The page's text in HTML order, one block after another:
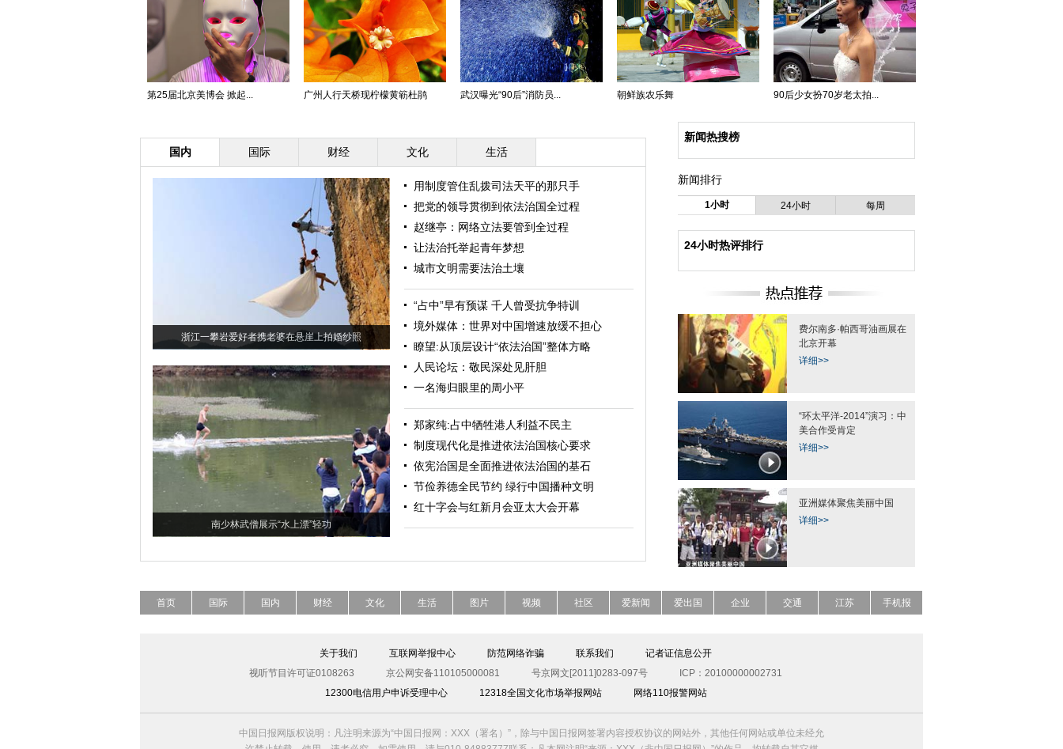
第25届北京美博会 掀起... 广州人行天桥现柠檬黄簕杜鹃 武汉曝光“90后”消防员... 朝鲜族农乐舞 90后少女扮70岁老太拍...
国内 国际 财经 文化 生活
浙江一攀岩爱好者携老婆在悬崖上拍婚纱照
南少林武僧展示“水上漂”轻功
用制度管住乱拨司法天平的那只手
把党的领导贯彻到依法治国全过程
赵继亭：网络立法要管到全过程
让法治托举起青年梦想
城市文明需要法治土壤
“占中”早有预谋 千人曾受抗争特训
境外媒体：世界对中国增速放缓不担心
瞭望:从顶层设计“依法治国”整体方略
人民论坛：敬民深处见肝胆
一名海归眼里的周小平
郑家纯:占中牺牲港人利益不民主
制度现代化是推进依法治国核心要求
依宪治国是全面推进依法治国的基石
节俭养德全民节约 绿行中国播种文明
红十字会与红新月会亚太大会开幕
新闻热搜榜
新闻排行
1小时 24小时 每周
24小时热评排行
费尔南多·帕西哥油画展在
北京开幕
详细>>
“环太平洋-2014”演习：中
美合作受肯定
详细>>
亚洲媒体聚焦美丽中国
详细>>
首页 国际 国内 财经 文化 生活 图片 视频 社区 爱新闻 爱出国 企业 交通 江苏 手机报
关于我们 互联网举报中心 防范网络诈骗 联系我们
记者证信息公开
视听节目许可证0108263
京公网安备110105000081 号京网文[2011]0283-097号
ICP：20100000002731
12300电信用户申诉受理中心
12318全国文化市场举报网站 网络110报警网站
中国日报网版权说明：凡注明来源为“中国日报网：XXX（署名）”，除与中国日报网签署内容授权协议的网站外，其他任何网站或单位未经允